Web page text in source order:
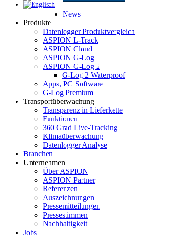
News
Produkte
Datenlogger Produktvergleich
ASPION L-Track
ASPION Cloud
ASPION G-Log
ASPION G-Log 2
G-Log 2 Waterproof
Apps, PC-Software
G-Log Premium
Transportüberwachung
Transparenz in Lieferkette
Funktionen
360 Grad Live-Tracking
Klimaüberwachung
Datenlogger Analyse
Branchen
Unternehmen
Über ASPION
ASPION Partner
Referenzen
Auszeichnungen
Pressemitteilungen
Pressestimmen
Nachhaltigkeit
Jobs